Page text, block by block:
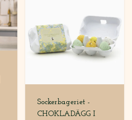
Sockerbageriet -
CHOKLADÄGG I